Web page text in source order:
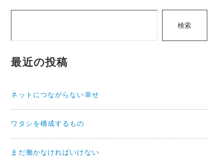
検索
最近の投稿
ネットにつながらない幸せ
ワタシを構成するもの
まだ働かなければいけない